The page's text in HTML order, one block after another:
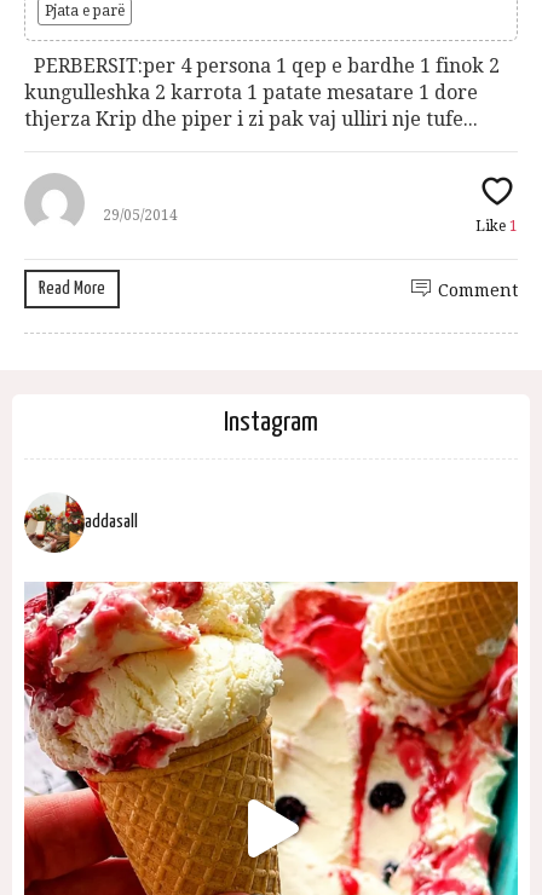
Pjata e parë
PERBERSIT:per 4 persona 1 qep e bardhe 1 finok 2
kungulleshka 2 karrota 1 patate mesatare 1 dore
thjerza Krip dhe piper i zi pak vaj ulliri nje tufe...
29/05/2014
Like 1
Read More Comment
Instagram
addasall